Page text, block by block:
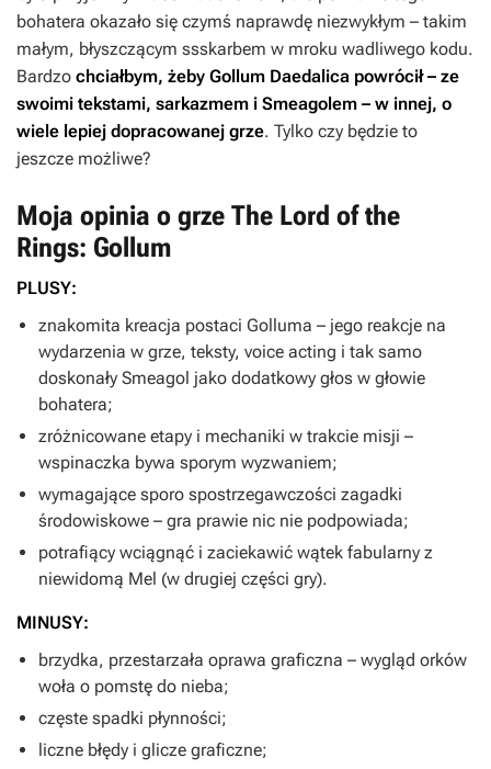
bohatera okazało się czymś naprawdę niezwykłym – takim
małym, błyszczącym ssskarbem w mroku wadliwego kodu.
Bardzo chciałbym, żeby Gollum Daedalica powrócił – ze
swoimi tekstami, sarkazmem i Smeagolem – w innej, o
wiele lepiej dopracowanej grze. Tylko czy będzie to
jeszcze możliwe?
Moja opinia o grze The Lord of the
Rings: Gollum
PLUSY:
znakomita kreacja postaci Golluma – jego reakcje na
wydarzenia w grze, teksty, voice acting i tak samo
doskonały Smeagol jako dodatkowy głos w głowie
bohatera;
zróżnicowane etapy i mechaniki w trakcie misji –
wspinaczka bywa sporym wyzwaniem;
wymagające sporo spostrzegawczości zagadki
środowiskowe – gra prawie nic nie podpowiada;
potrafiący wciągnąć i zaciekawić wątek fabularny z
niewidomą Mel (w drugiej części gry).
MINUSY:
brzydka, przestarzała oprawa graficzna – wygląd orków
woła o pomstę do nieba;
częste spadki płynności;
liczne błędy i glicze graficzne;